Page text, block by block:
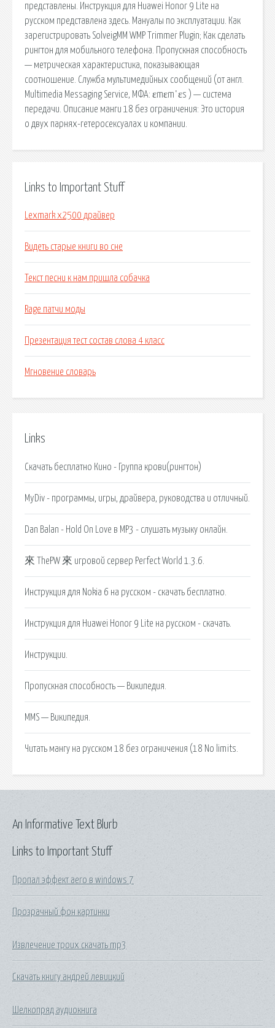
представлены. Инструкция для Huawei Honor 9 Lite на
русском представлена здесь. Мануалы по эксплуатации. Как
зарегистрировать SolveigMM WMP Trimmer Plugin; Как сделать
рингтон для мобильного телефона. Пропускная способность
— метрическая характеристика, показывающая
соотношение. Служба мультимедийных сообщений (от англ.
Multimedia Messaging Service, МФА: ɛmɛmˈɛs ) — система
передачи. Описание манги 18 без ограничения: Это история
о двух парнях-гетеросексуалах и компании.
Links to Important Stuff
Lexmark x2500 драйвер
Видеть старые книги во сне
Текст песни к нам пришла собачка
Rage патчи моды
Презентация тест состав слова 4 класс
Мгновение словарь
Links
Скачать бесплатно Кино - Группа крови(рингтон)
MyDiv - программы, игры, драйвера, руководства и отличный.
Dan Balan - Hold On Love в MP3 - слушать музыку онлайн.
來 ThePW 來 игровой сервер Perfect World 1.3.6.
Инструкция для Nokia 6 на русском - скачать бесплатно.
Инструкция для Huawei Honor 9 Lite на русском - скачать.
Инструкции.
Пропускная способность — Википедия.
MMS — Википедия.
Читать мангу на русском 18 без ограничения (18 No limits.
Links to Important Stuff
Пропал эффект aero в windows 7
Прозрачный фон картинки
Извлечение троих скачать mp3
Скачать книгу андрей левицкий
Шелкопряд аудиокнига
An Informative Text Blurb